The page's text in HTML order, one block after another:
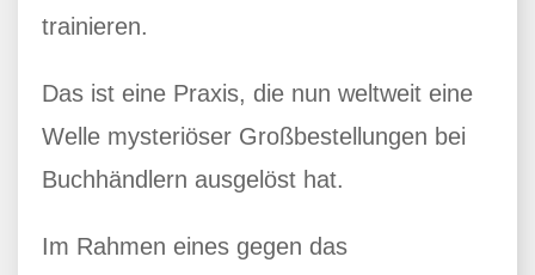
trainieren.
Das ist eine Praxis, die nun weltweit eine
Welle mysteriöser Großbestellungen bei
Buchhändlern ausgelöst hat.
Im Rahmen eines gegen das